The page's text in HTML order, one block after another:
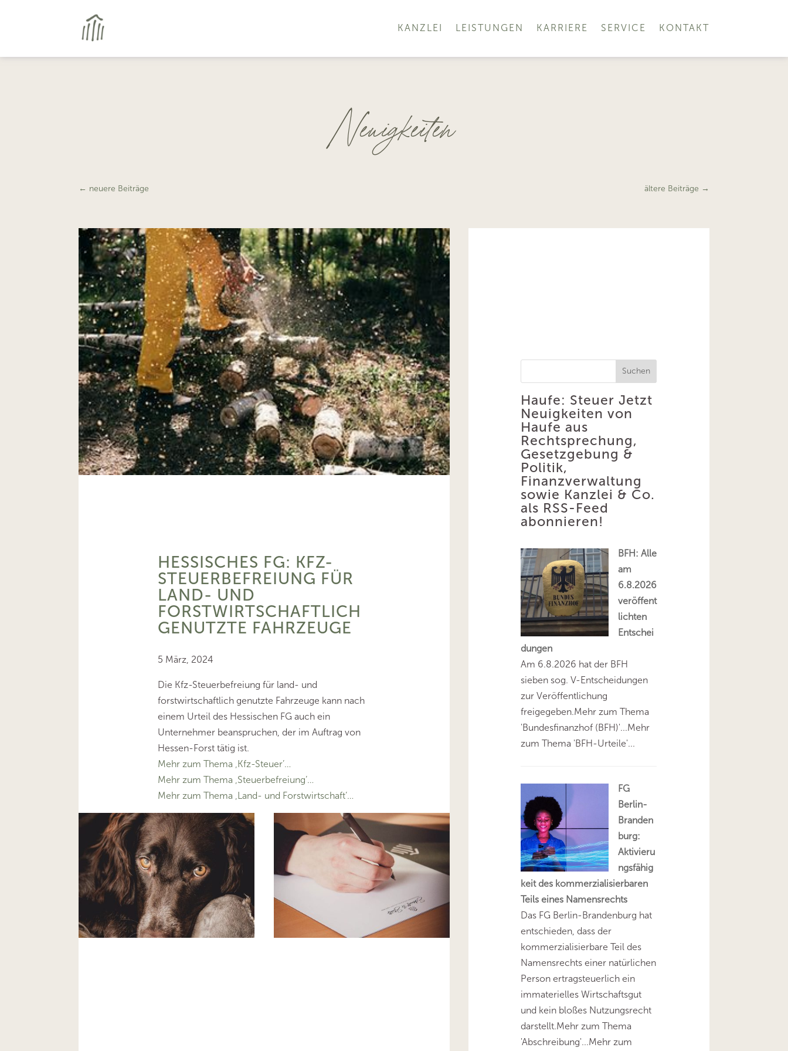
KANZLEI LEISTUNGEN KARRIERE SERVICE KONTAKT
Neuigkeiten
← neuere Beiträge ältere Beiträge →
HESSISCHES FG: KFZ-
STEUERBEFREIUNG FÜR
LAND- UND
FORSTWIRTSCHAFTLICH
GENUTZTE FAHRZEUGE
5 März, 2024
Die Kfz-Steuerbefreiung für land- und
forstwirtschaftlich genutzte Fahrzeuge kann nach
einem Urteil des Hessischen FG auch ein
Unternehmer beanspruchen, der im Auftrag von
Hessen-Forst tätig ist.
Mehr zum Thema ‚Kfz-Steuer’…
Mehr zum Thema ‚Steuerbefreiung’…
Mehr zum Thema ‚Land- und Forstwirtschaft’…
Suchen
Haufe: Steuer Jetzt
Neuigkeiten von
Haufe aus
Rechtsprechung,
Gesetzgebung &
Politik,
Finanzverwaltung
sowie Kanzlei & Co.
als RSS-Feed
abonnieren!
BFH: Alle
am
6.8.2026
veröffent
lichten
Entschei
dungen
Am 6.8.2026 hat der BFH
sieben sog. V-Entscheidungen
zur Veröffentlichung
freigegeben.Mehr zum Thema
'Bundesfinanzhof (BFH)'...Mehr
zum Thema 'BFH-Urteile'...
FG
Berlin-
Branden
burg:
Aktivieru
ngsfähig
keit des kommerzialisierbaren
Teils eines Namensrechts
Das FG Berlin-Brandenburg hat
entschieden, dass der
kommerzialisierbare Teil des
Namensrechts einer natürlichen
Person ertragsteuerlich ein
immaterielles Wirtschaftsgut
und kein bloßes Nutzungsrecht
darstellt.Mehr zum Thema
'Abschreibung'...Mehr zum